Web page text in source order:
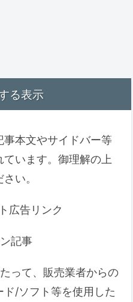
る表示
事本文やサイドバー等
ています。御理解の上
い。
広告リンク
記事
って、販売業者からの
/ソフト等を使用した